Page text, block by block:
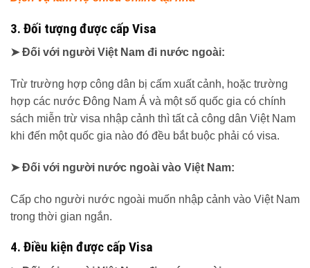
3. Đối tượng được cấp Visa
➤ Đối với người Việt Nam đi nước ngoài:
Trừ trường hợp công dân bị cấm xuất cảnh, hoặc trường
hợp các nước Đông Nam Á và một số quốc gia có chính
sách miễn trừ visa nhập cảnh thì tất cả công dân Việt Nam
khi đến một quốc gia nào đó đều bắt buộc phải có visa.
➤ Đối với người nước ngoài vào Việt Nam:
Cấp cho người nước ngoài muốn nhập cảnh vào Việt Nam
trong thời gian ngắn.
4. Điều kiện được cấp Visa